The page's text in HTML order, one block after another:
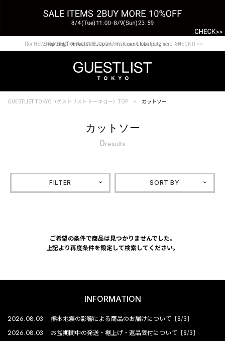
Shopping from outside Japan? Visit our Global Site here. >>
【for NEW MEMBER】新規会員様1000Point Present Campaign CHECK IT>>
GUESTLIST TOKYO（ゲストリスト トーキョー）TOP カットソー
カットソー
0results
FILTER SORT BY
ご希望の条件で商品は見つかりませんでした。
上記より再度条件を設定して検索してください。
INFORMATION
2026.08.03 熊本地震の影響による商品のお届けについて［8/3］
2026.08.03 お盆期間中の発送・裾上げ・返品受付について［8/3］